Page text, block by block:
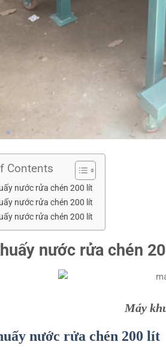
Contents
nước rửa chén 200 lít
nước rửa chén 200 lít
nước rửa chén 200 lít
nước rửa chén
Máy
nước rửa chén 200 lít